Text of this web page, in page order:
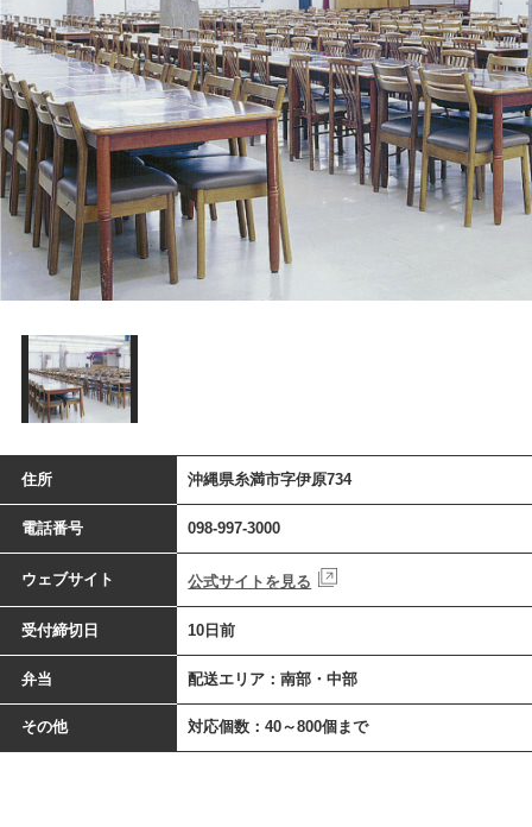
住所 沖縄県糸満市字伊原734
電話番号 098-997-3000
ウェブサイト 公式サイトを見る
受付締切日 10日前
弁当 配送エリア：南部・中部
その他 対応個数：40～800個まで